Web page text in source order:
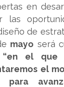
en
las
de
mayo será
“en el que
el
para